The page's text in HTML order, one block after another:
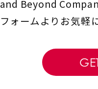
and Beyond
フォームより お気軽